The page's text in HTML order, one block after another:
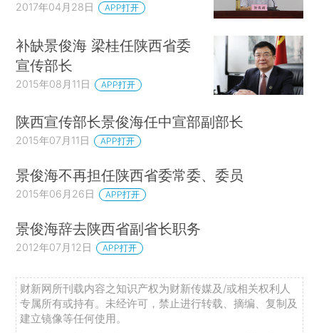
2017年04月28日 APP打开
补缺景俊海 梁桂任陕西省委
宣传部长
2015年08月11日 APP打开
陕西宣传部长景俊海任中宣部副部长
2015年07月11日 APP打开
景俊海不再担任陕西省委常委、委员
2015年06月26日 APP打开
景俊海辞去陕西省副省长职务
2012年07月12日 APP打开
财新网所刊载内容之知识产权为财新传媒及/或相关权利人
专属所有或持有。未经许可，禁止进行转载、摘编、复制及
建立镜像等任何使用。